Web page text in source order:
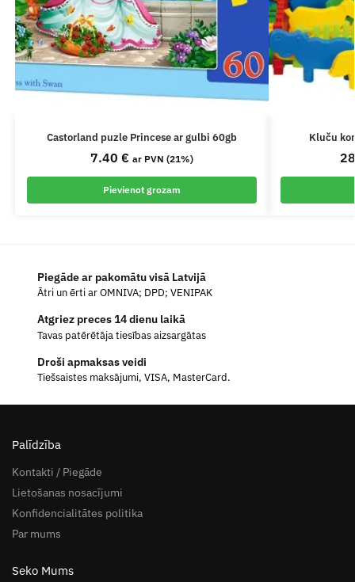
Castorland puzle Princese ar gulbi 60gb
7.40 € ar PVN (21%)
Pievienot grozam
Kluču
Piegāde ar pakomātu visā Latvijā
Ātri un ērti ar OMNIVA; DPD; VENIPAK
Atgriez preces 14 dienu laikā
Tavas patērētāja tiesības aizsargātas
Droši apmaksas veidi
Tiešsaistes maksājumi, VISA, MasterCard.
Palīdzība
Kontakti / Piegāde
Lietošanas nosacījumi
Konfidencialitātes politika
Par mums
Seko Mums